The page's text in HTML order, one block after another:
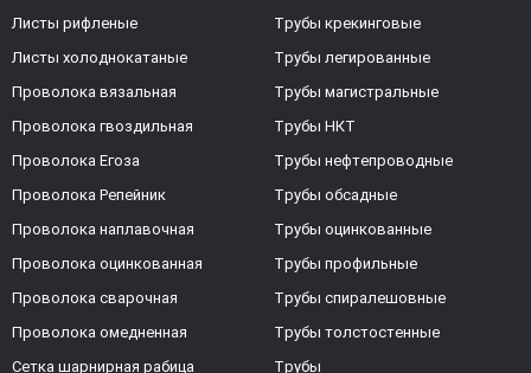
Листы рифленые
Листы холоднокатаные
Проволока вязальная
Проволока гвоздильная
Проволока Егоза
Проволока Репейник
Проволока наплавочная
Проволока оцинкованная
Проволока сварочная
Проволока омедненная
Сетка шарнирная рабица
Трубы крекинговые
Трубы легированные
Трубы магистральные
Трубы НКТ
Трубы нефтепроводные
Трубы обсадные
Трубы оцинкованные
Трубы профильные
Трубы спиралешовные
Трубы толстостенные
Трубы